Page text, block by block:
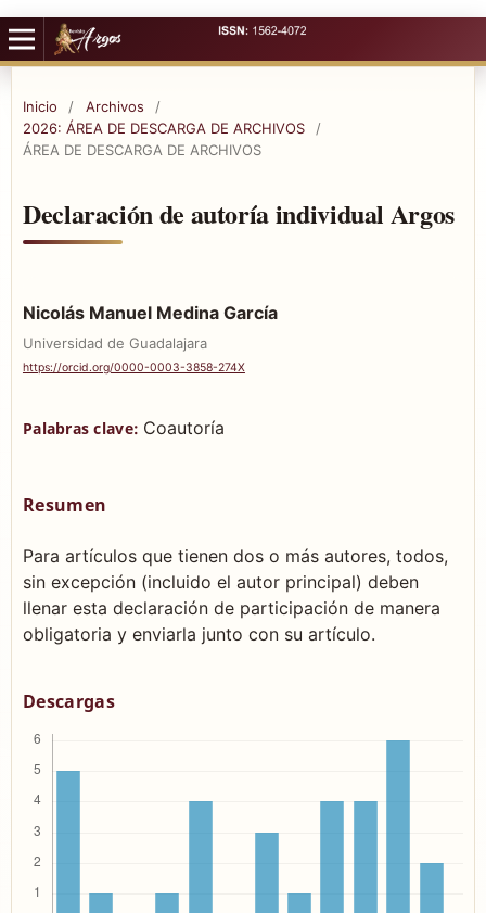
Inicio / Archivos
/
2026: ÁREA DE DESCARGA DE ARCHIVOS
/
ÁREA DE DESCARGA DE ARCHIVOS
Declaración de autoría individual Argos
Nicolás Manuel Medina García
Universidad de Guadalajara
https://orcid.org/0000-0003-3858-274X
Palabras clave: Coautoría
Resumen
Para artículos que tienen dos o más autores, todos,
sin excepción (incluido el autor principal) deben
llenar esta declaración de participación de manera
obligatoria y enviarla junto con su artículo.
Descargas